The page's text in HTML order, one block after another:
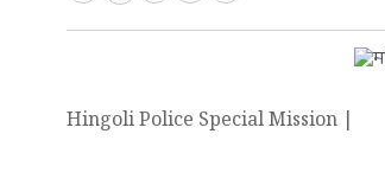
Hingoli Police Special Mission |